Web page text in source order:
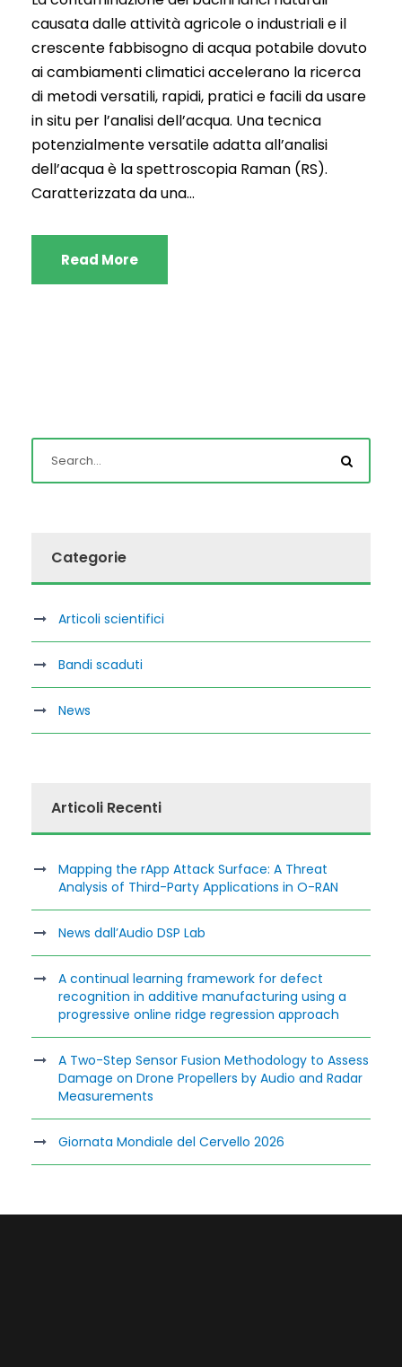
causata dalle attività agricole o industriali e il
crescente fabbisogno di acqua potabile dovuto
ai cambiamenti climatici accelerano la ricerca
di metodi versatili, rapidi, pratici e facili da usare
in situ per l’analisi dell’acqua. Una tecnica
potenzialmente versatile adatta all’analisi
dell’acqua è la spettroscopia Raman (RS).
Caratterizzata da una...
Read More
Categorie
Articoli scientifici
Bandi scaduti
News
Articoli Recenti
Mapping the rApp Attack Surface: A Threat
Analysis of Third-Party Applications in O-RAN
News dall’Audio DSP Lab
A continual learning framework for defect
recognition in additive manufacturing using a
progressive online ridge regression approach
A Two-Step Sensor Fusion Methodology to Assess
Damage on Drone Propellers by Audio and Radar
Measurements
Giornata Mondiale del Cervello 2026